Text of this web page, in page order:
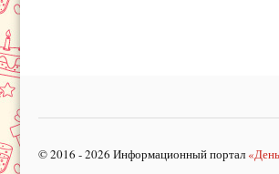
© 2016 - 2026 Информационный портал